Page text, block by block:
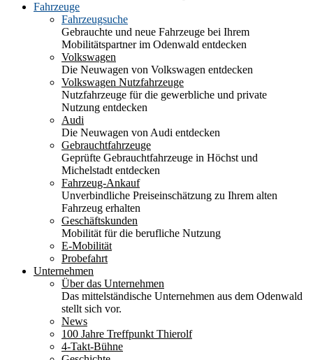
Fahrzeuge
Fahrzeugsuche
Gebrauchte und neue Fahrzeuge bei Ihrem
Mobilitätspartner im Odenwald entdecken
Volkswagen
Die Neuwagen von Volkswagen entdecken
Volkswagen Nutzfahrzeuge
Nutzfahrzeuge für die gewerbliche und private
Nutzung entdecken
Audi
Die Neuwagen von Audi entdecken
Gebrauchtfahrzeuge
Geprüfte Gebrauchtfahrzeuge in Höchst und
Michelstadt entdecken
Fahrzeug-Ankauf
Unverbindliche Preiseinschätzung zu Ihrem alten
Fahrzeug erhalten
Geschäftskunden
Mobilität für die berufliche Nutzung
E-Mobilität
Probefahrt
Unternehmen
Über das Unternehmen
Das mittelständische Unternehmen aus dem Odenwald
stellt sich vor.
News
100 Jahre Treffpunkt Thierolf
4-Takt-Bühne